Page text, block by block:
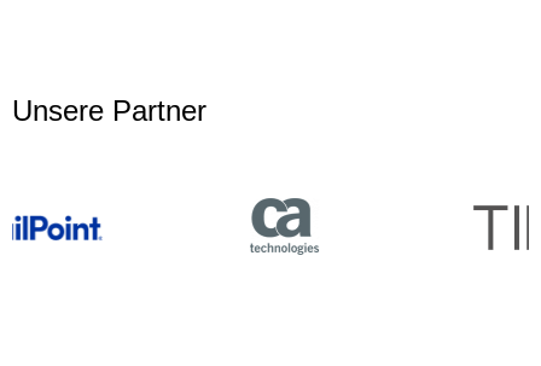
Unsere Partner